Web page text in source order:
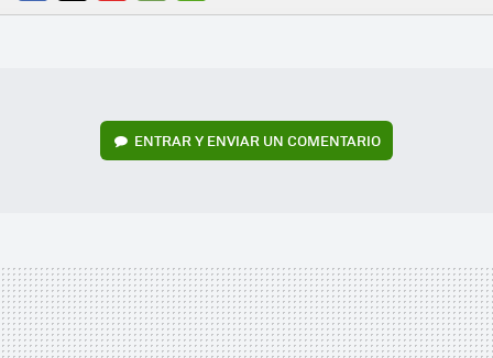
FACEBOOK
TWITTERFLIPBOARD
E-
WHATSAPP
ENTRAR Y ENVIAR UN COMENTARIO